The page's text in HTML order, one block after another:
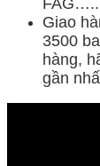
Giao
3500
hàng,
gần